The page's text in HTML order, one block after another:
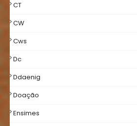
CT
CW
Cws
Dc
Ddaenig
Doação
Ensimes